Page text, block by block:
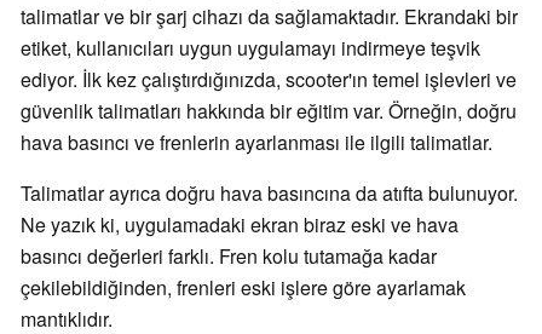
talimatlar ve bir şarj cihazı da sağlamaktadır. Ekrandaki bir
etiket, kullanıcıları uygun uygulamayı indirmeye teşvik
ediyor. İlk kez çalıştırdığınızda, scooter'ın temel işlevleri ve
güvenlik talimatları hakkında bir eğitim var. Örneğin, doğru
hava basıncı ve frenlerin ayarlanması ile ilgili talimatlar.
Talimatlar ayrıca doğru hava basıncına da atıfta bulunuyor.
Ne yazık ki, uygulamadaki ekran biraz eski ve hava
basıncı değerleri farklı. Fren kolu tutamağa kadar
çekilebildiğinden, frenleri eski işlere göre ayarlamak
mantıklıdır.